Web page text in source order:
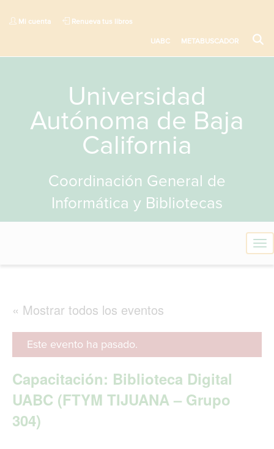
Mi cuenta Renueva tus libros
UABC METABUSCADOR
Universidad
Autónoma de Baja
California
Coordinación General de
Informática y Bibliotecas
T
o
a
« Mostrar todos los eventos
Este evento ha pasado.
Capacitación: Biblioteca Digital
UABC (FTYM TIJUANA – Grupo
304)